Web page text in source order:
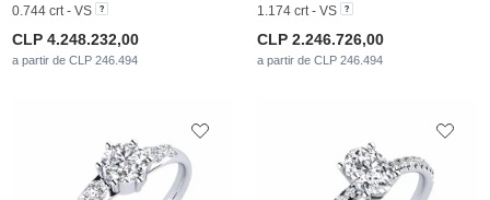
0.744 crt - VS
CLP 4.248.232,00
a partir de CLP 246.494
1.174 crt - VS
CLP 2.246.726,00
a partir de CLP 246.494